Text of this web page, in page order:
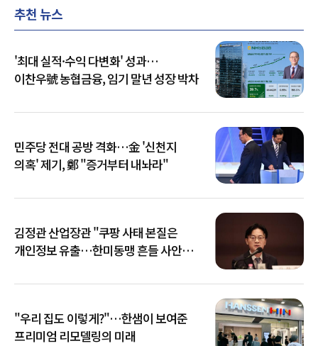
추천 뉴스
'최대 실적·수익 다변화' 성과…
이찬우號 농협금융, 임기 말년 성장 박차
민주당 전대 공방 격화…金 '신천지
의혹' 제기, 鄭 "증거부터 내놔라"
김정관 산업장관 "쿠팡 사태 본질은
개인정보 유출…한미동맹 흔들 사안
"우리 집도 이렇게?"…한샘이 보여준
프리미엄 리모델링의 미래